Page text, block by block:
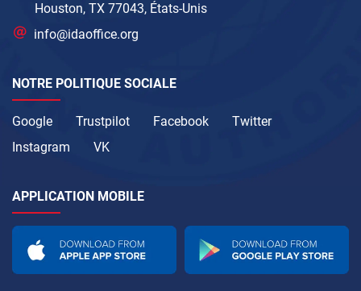
Houston, TX 77043, États-Unis
info@idaoffice.org
NOTRE POLITIQUE SOCIALE
Google Trustpilot Facebook
Twitter
Instagram
VK
APPLICATION MOBILE